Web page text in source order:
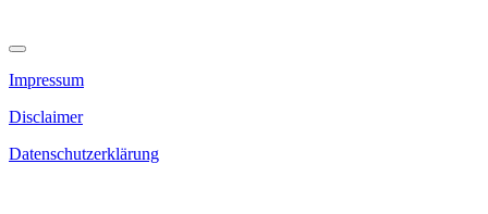
Impressum
Disclaimer
Datenschutzerklärung